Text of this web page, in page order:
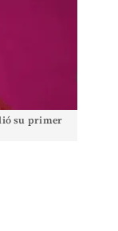
su primer